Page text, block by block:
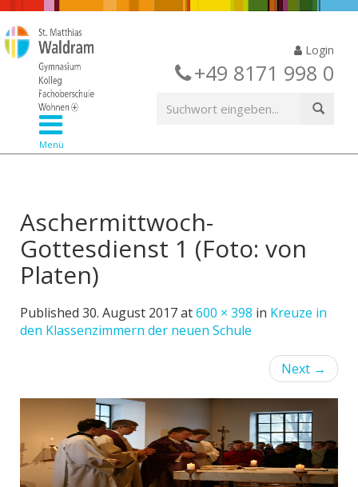
Login
+49 8171 998 0
Menü
Aschermittwoch-
Gottesdienst 1 (Foto: von
Platen)
Published 30. August 2017at600 × 398 in Kreuze in
den Klassenzimmern der neuen Schule
Next →